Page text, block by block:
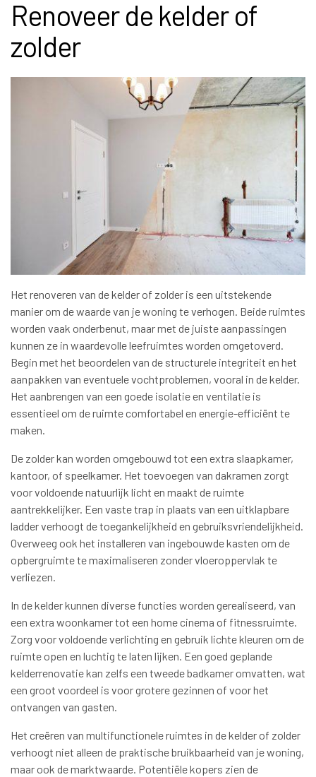
Renoveer de kelder of
zolder
Het renoveren van de kelder of zolder is een uitstekende
manier om de waarde van je woning te verhogen. Beide ruimtes
worden vaak onderbenut, maar met de juiste aanpassingen
kunnen ze in waardevolle leefruimtes worden omgetoverd.
Begin met het beoordelen van de structurele integriteit en het
aanpakken van eventuele vochtproblemen, vooral in de kelder.
Het aanbrengen van een goede isolatie en ventilatie is
essentieel om de ruimte comfortabel en energie-efficiënt te
maken.
De zolder kan worden omgebouwd tot een extra slaapkamer,
kantoor, of speelkamer. Het toevoegen van dakramen zorgt
voor voldoende natuurlijk licht en maakt de ruimte
aantrekkelijker. Een vaste trap in plaats van een uitklapbare
ladder verhoogt de toegankelijkheid en gebruiksvriendelijkheid.
Overweeg ook het installeren van ingebouwde kasten om de
opbergruimte te maximaliseren zonder vloeroppervlak te
verliezen.
In de kelder kunnen diverse functies worden gerealiseerd, van
een extra woonkamer tot een home cinema of fitnessruimte.
Zorg voor voldoende verlichting en gebruik lichte kleuren om de
ruimte open en luchtig te laten lijken. Een goed geplande
kelderrenovatie kan zelfs een tweede badkamer omvatten, wat
een groot voordeel is voor grotere gezinnen of voor het
ontvangen van gasten.
Het creëren van multifunctionele ruimtes in de kelder of zolder
verhoogt niet alleen de praktische bruikbaarheid van je woning,
maar ook de marktwaarde. Potentiële kopers zien de